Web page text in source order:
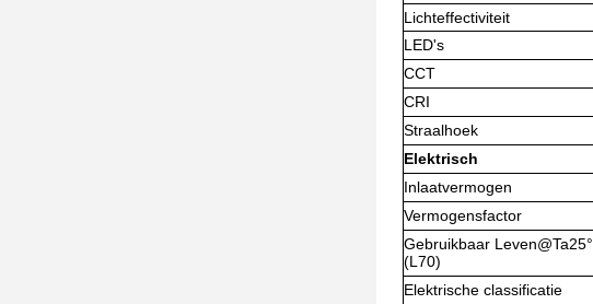
Lichteffectiviteit
LED's
CCT
CRI
Straalhoek
Elektrisch
Inlaatvermogen
Vermogensfactor
Gebruikbaar Leven@Ta25°
(L70)
Elektrische classificatie